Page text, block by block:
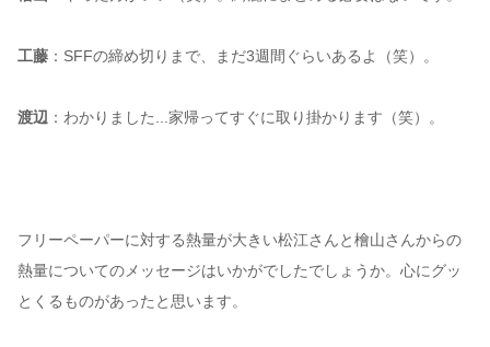
工藤 ：SFFの締め切りまで、まだ3週間ぐらいあるよ（笑）。
渡辺 ：わかりました...家帰ってすぐに取り掛かります（笑）。
フリーペーパーに対する熱量が大きい松江さんと檜山さんからの
熱量についてのメッセージはいかがでしたでしょうか。心にグッ
とくるものがあったと思います。